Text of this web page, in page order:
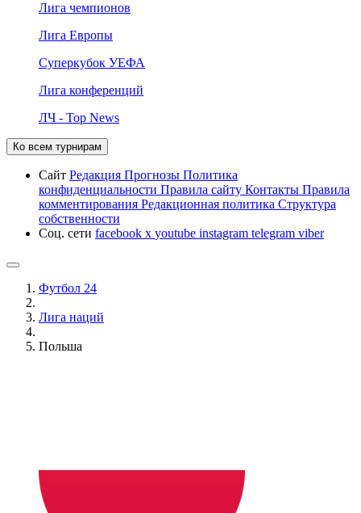
Лига чемпионов
Лига Европы
Суперкубок УЕФА
Лига конференций
ЛЧ - Top News
Ко всем турнирам
Сайт Редакция Прогнозы Политика
конфиденциальности Правила сайту Контакты Правила
комментирования Редакционная политика Структура
собственности
Соц. сети facebook x youtube instagram telegram viber
Футбол 24
Лига наций
Польша